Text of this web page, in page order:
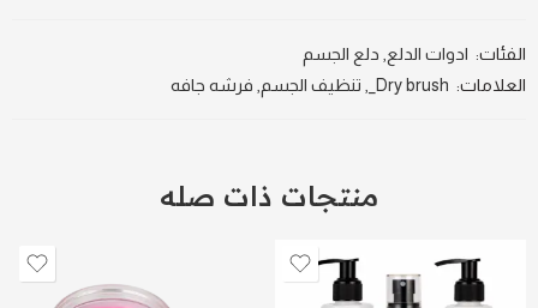
الفئات: ادوات الدلع دلع الجسم
العلامات: Dry brush_ تنظيف الجسم فرشه جافه
منتجات ذات صله